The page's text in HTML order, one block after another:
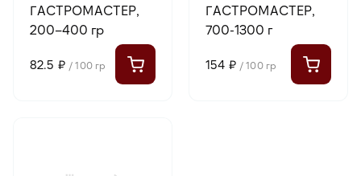
ГАСТРОМАСТЕР,
200–400 гр
82.5 ₽ / 100 гр
ГАСТРОМАСТЕР,
700-1300 г
154 ₽ / 100 гр